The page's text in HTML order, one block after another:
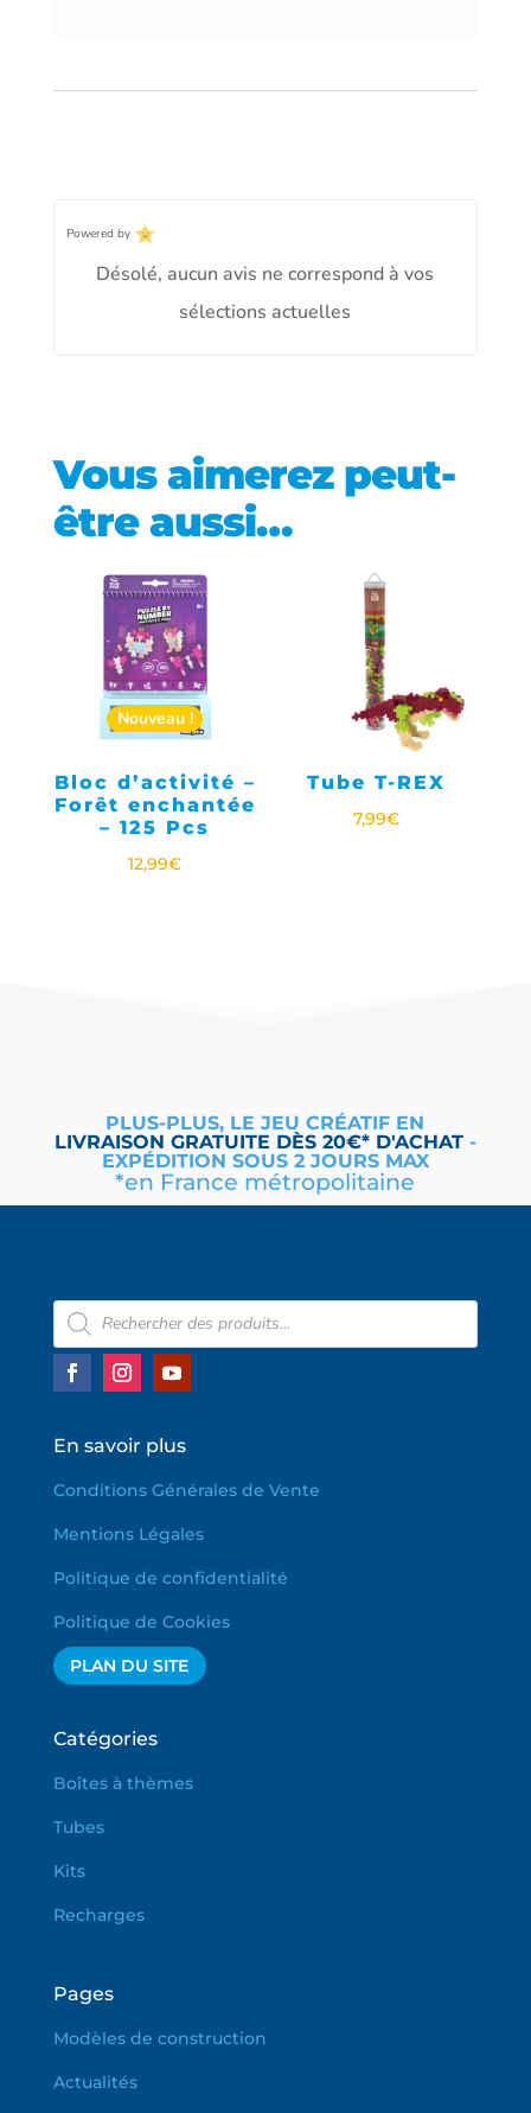
Powered by
Désolé, aucun avis ne correspond à vos
sélections actuelles
Vous aimerez peut-
être aussi…
Nouveau !
Bloc d’activité –
Forêt enchantée
– 125 Pcs
12,99€
Tube T-REX
7,99€
PLUS-PLUS, LE JEU CRÉATIF EN
LIVRAISON GRATUITE DÈS 20€* D'ACHAT -
EXPÉDITION SOUS 2 JOURS MAX
*en France métropolitaine
Recherche
de
produits
En savoir plus
Conditions Générales de Vente
Mentions Légales
Politique de confidentialité
Politique de Cookies
PLAN DU SITE
Catégories
Boîtes à thèmes
Tubes
Kits
Recharges
Pages
Modèles de construction
Actualités